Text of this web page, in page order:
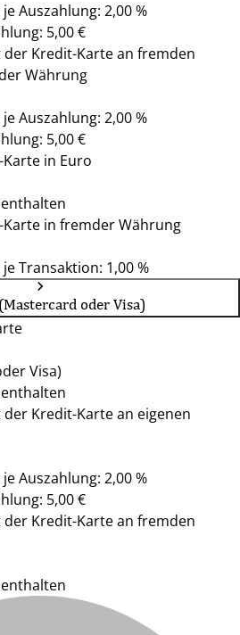
Auszahlung: 2,00 %
5,00 €
Kredit-Karte an fremden
Währung
Auszahlung: 2,00 %
5,00 €
in Euro
in fremder Währung
Transaktion: 1,00 %
oder Visa)
Visa)
Kredit-Karte an eigenen
Auszahlung: 2,00 %
5,00 €
Kredit-Karte an fremden